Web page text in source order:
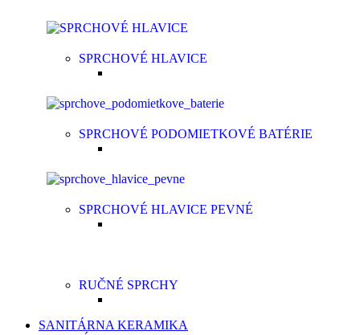
SPRCHOVÉ HLAVICE
SPRCHOVÉ PODOMIETKOVÉ BATÉRIE
SPRCHOVÉ HLAVICE PEVNÉ
RUČNÉ SPRCHY
SANITÁRNA KERAMIKA